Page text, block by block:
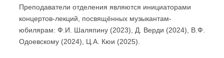
Преподаватели отделения являются инициаторами
концертов-лекций, посвящённых музыкантам-
юбилярам: Ф.И. Шаляпину (2023), Д. Верди (2024), В.Ф.
Одоевскому (2024), Ц.А. Кюи (2025).